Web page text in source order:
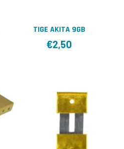
TIGE AKITA 9GB
€2,50